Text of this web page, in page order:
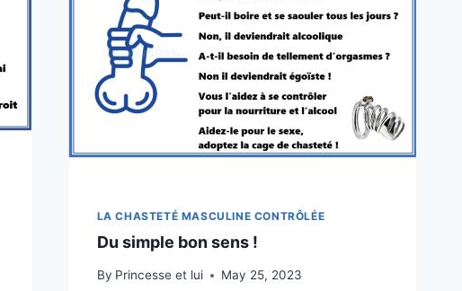
LA CHASTETÉ MASCULINE CONTRÔLÉE
Du simple bon sens !
By Princesse et lui May 25, 2023